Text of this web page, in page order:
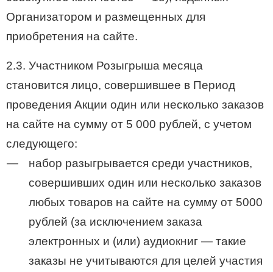
Организатором и размещенных для
приобретения на сайте.
2.3. Участником Розыгрыша месяца
становится лицо, совершившее в Период
проведения Акции один или несколько заказов
на сайте на сумму от 5 000 рублей, с учетом
следующего:
набор разыгрывается среди участников,
совершивших один или несколько заказов
любых товаров на сайте на сумму от 5000
рублей (за исключением заказа
электронных и (или) аудиокниг — такие
заказы не учитываются для целей участия